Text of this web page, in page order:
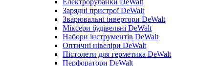
Електрорубанки DeWalt
Зарядні пристрої DeWalt
Зварювальні інвертори DeWalt
Міксери будівельні DeWalt
Набори інструментів DeWalt
Оптичні нівеліри DeWalt
Пістолети для герметика DeWalt
Перфоратори DeWalt